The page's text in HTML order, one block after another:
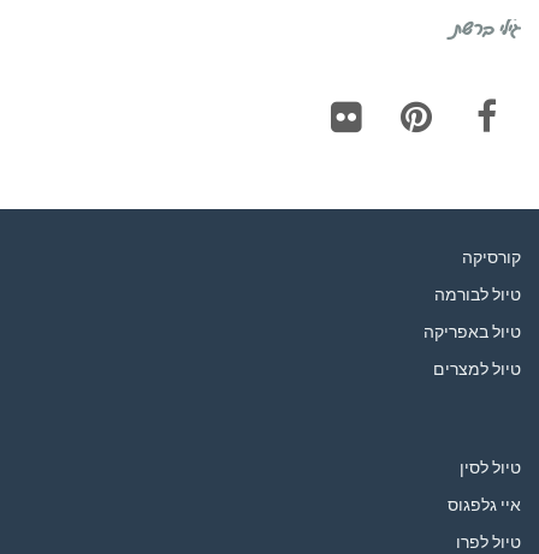
גילי ברשת
קורסיקה
טיול לבורמה
טיול באפריקה
טיול למצרים
טיול לסין
איי גלפגוס
טיול לפרו